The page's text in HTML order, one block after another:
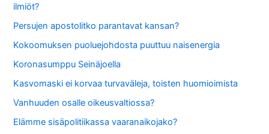
ilmiöt?
Persujen apostolitko parantavat kansan?
Kokoomuksen puoluejohdosta puuttuu naisenergia
Koronasumppu Seinäjoella
Kasvomaski ei korvaa turvaväleja, toisten huomioimista
Vanhuuden osalle oikeusvaltiossa?
Elämme sisäpolitiikassa vaaranaikojako?